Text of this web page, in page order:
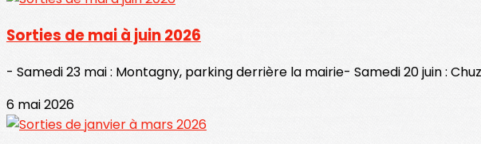
Sorties de mai à juin 2026
- Samedi 23 mai : Montagny, parking derrière la mairie- Samedi 20 juin :
6 mai 2026